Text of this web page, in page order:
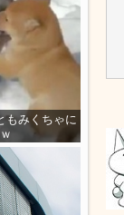
もみくちゃに